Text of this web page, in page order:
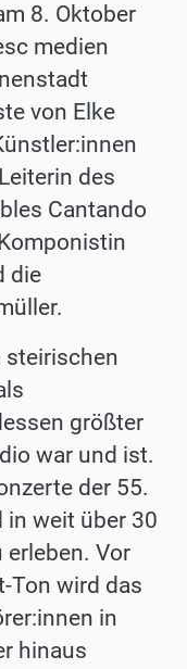
8. Oktober
medien
von Elke
des
Cantando
die
steirischen
größter
war und ist.
der 55.
in weit über 30
erleben. Vor
Ton wird das
in
hinaus